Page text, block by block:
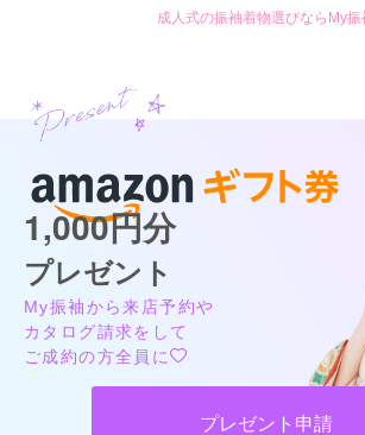
成人式の振袖着物選びならMy振
1,000円分
プレゼント
My振袖から来店予約や
カタログ請求をして
ご成約の方全員に
プレゼント申請